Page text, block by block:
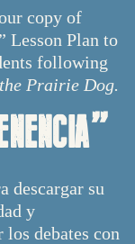
copy of
Lesson Plan to
following
Prairie Dog.
descargar su
y
los debates con